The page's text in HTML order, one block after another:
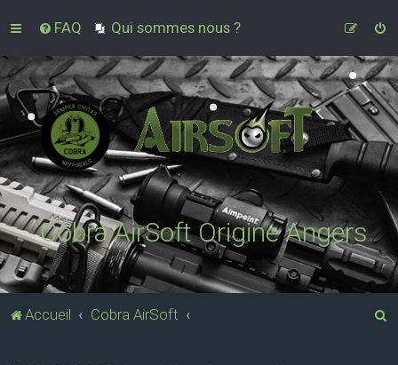
FAQ Qui sommes nous ?
Cobra AirSoft Origine Angers
Accueil Cobra AirSoft